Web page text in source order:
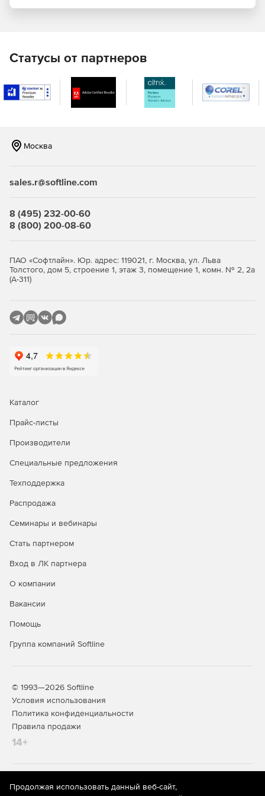
UPCE.
Interleaved2of5.
Code11.
EAN14(SCC14).
ITF14.
PZN.
Code93 Extended.
Code93 Standard.
IATA 2.
2D штрих-коды включают:
DataMatrix.
Italian Post 25.
Статусы от партнеров
Москва
sales.r@softline.com
8 (495) 232-00-60
8 (800) 200-08-60
ПАО «Софтлайн». Юр. адрес: 119021, г. Москва, ул. Льва
Толстого, дом 5, строение 1, этаж 3, помещение 1, комн. № 2, 2а
(А-311)
Каталог
Прайс-листы
Производители
Специальные предложения
Техподдержка
Распродажа
Семинары и вебинары
Стать партнером
Вход в ЛК партнера
О компании
Вакансии
Помощь
Группа компаний Softline
© 1993—2026 Softline
Условия использования
Политика конфиденциальности
Правила продажи
14+
На информационном ресурсе store.softline.ru применяются
рекомендательные технологии
(информационные технологии
Продолжая использовать данный веб-сайт,